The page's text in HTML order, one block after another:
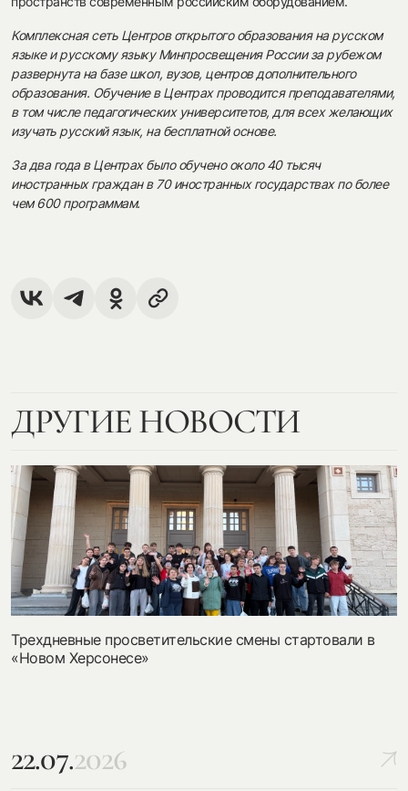
Комплексная сеть Центров открытого образования на русском
языке и русскому языку Минпросвещения России за рубежом
развернута на базе школ, вузов, центров дополнительного
образования. Обучение в Центрах проводится преподавателями,
в том числе педагогических университетов, для всех желающих
изучать русский язык, на бесплатной основе.
За два года в Центрах было обучено около 40 тысяч
иностранных граждан в 70 иностранных государствах по более
чем 600 программам.
ДРУГИЕ НОВОСТИ
Трехдневные просветительские смены стартовали в
«Новом Херсонесе»
22.07.2026